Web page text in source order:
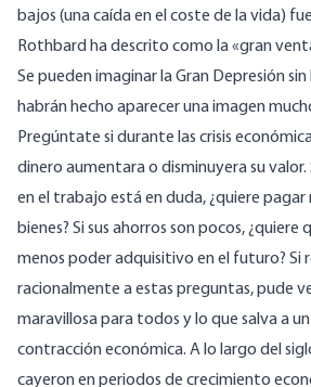
bajos (una caída en el coste de la vida)
Rothbard ha descrito como la «gran
Se pueden imaginar la Gran Depresión
habrán hecho aparecer una imagen
Pregúntate si durante las crisis
dinero aumentara o disminuyera su
en el trabajo está en duda, ¿quiere pagar
bienes? Si sus ahorros son pocos, ¿quiere
menos poder adquisitivo en el futuro? Si
racionalmente a estas preguntas, pude
maravillosa para todos y lo que salva a
contracción económica. A lo largo del
cayeron en periodos de crecimiento